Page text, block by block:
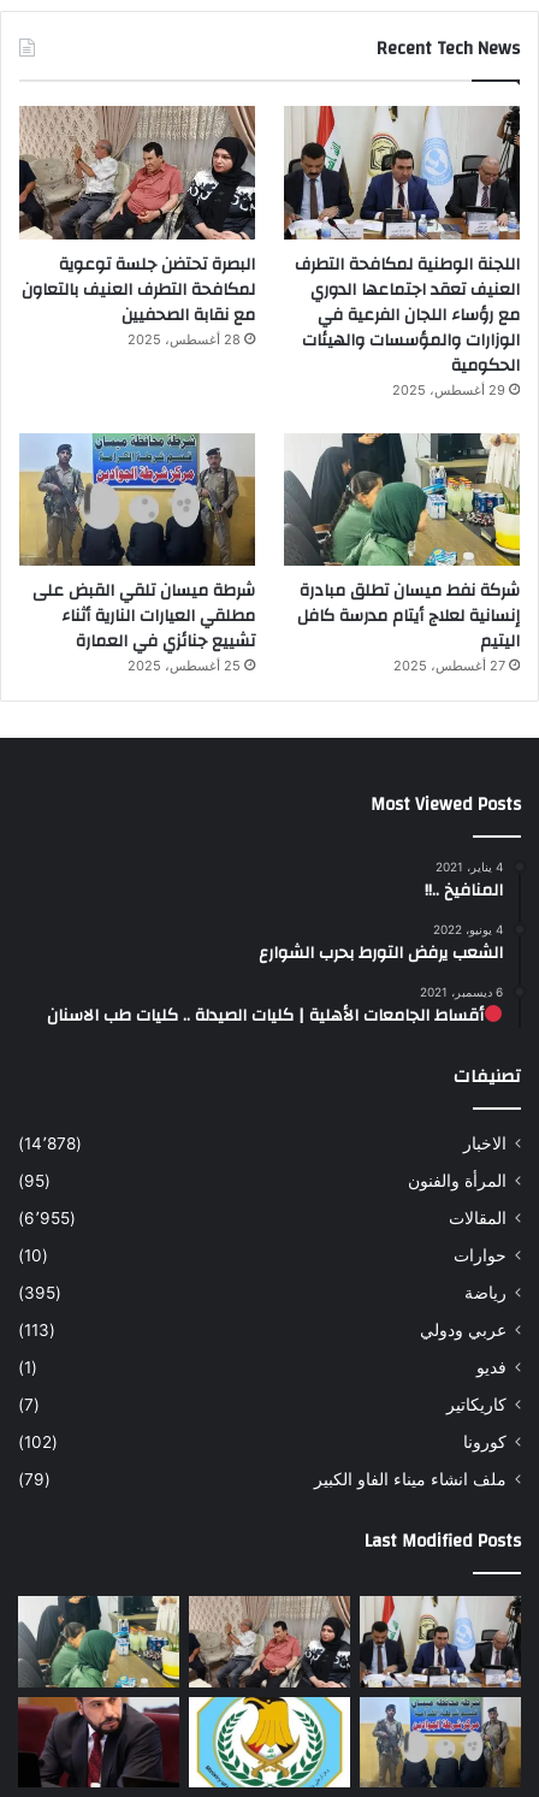
Recent Tech News
اللجنة الوطنية لمكافحة التطرف
العنيف تعقد اجتماعها الدوري
مع رؤساء اللجان الفرعية في
الوزارات والمؤسسات والهيئات
الحكومية
29 أغسطس، 2025
البصرة تحتضن جلسة توعوية
لمكافحة التطرف العنيف بالتعاون
مع نقابة الصحفيين
28 أغسطس، 2025
شركة نفط ميسان تطلق مبادرة
إنسانية لعلاج أيتام مدرسة كافل
اليتيم
27 أغسطس، 2025
شرطة ميسان تلقي القبض على
مطلقي العيارات النارية أثناء
تشييع جنائزي في العمارة
25 أغسطس، 2025
Most Viewed Posts
4 يناير، 2021
المنافيخ ..!!
4 يونيو، 2022
الشعب يرفض التورط بحرب الشوارع
6 ديسمبر، 2021
أقساط الجامعات الأهلية | كليات الصيدلة .. كليات طب الاسنان
تصنيفات
الاخبار
(14٬878)
المرأة والفنون
(95)
المقالات
(6٬955)
حوارات
(10)
رياضة
(395)
عربي ودولي
(113)
فديو
(1)
كاريكاتير
(7)
كورونا
(102)
ملف انشاء ميناء الفاو الكبير
(79)
Last Modified Posts